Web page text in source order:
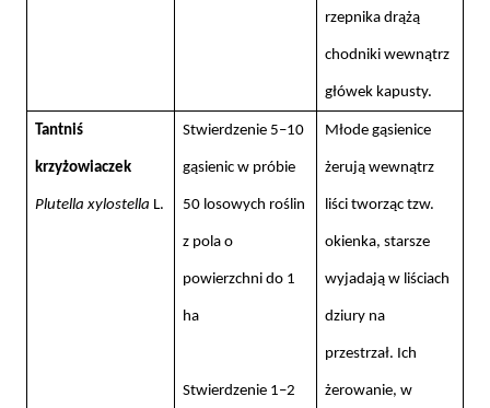
rzepnika drążą
chodniki wewnątrz
główek kapusty.
Tantniś
krzyżowiaczek
Plutella xylostella L.
Stwierdzenie 5–10
gąsienic w próbie
50 losowych roślin
z pola o
powierzchni do 1
ha
Stwierdzenie 1–2
Młode gąsienice
żerują wewnątrz
liści tworząc tzw.
okienka, starsze
wyjadają w liściach
dziury na
przestrzał. Ich
żerowanie, w